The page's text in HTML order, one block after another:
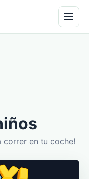
correr en tu coche!